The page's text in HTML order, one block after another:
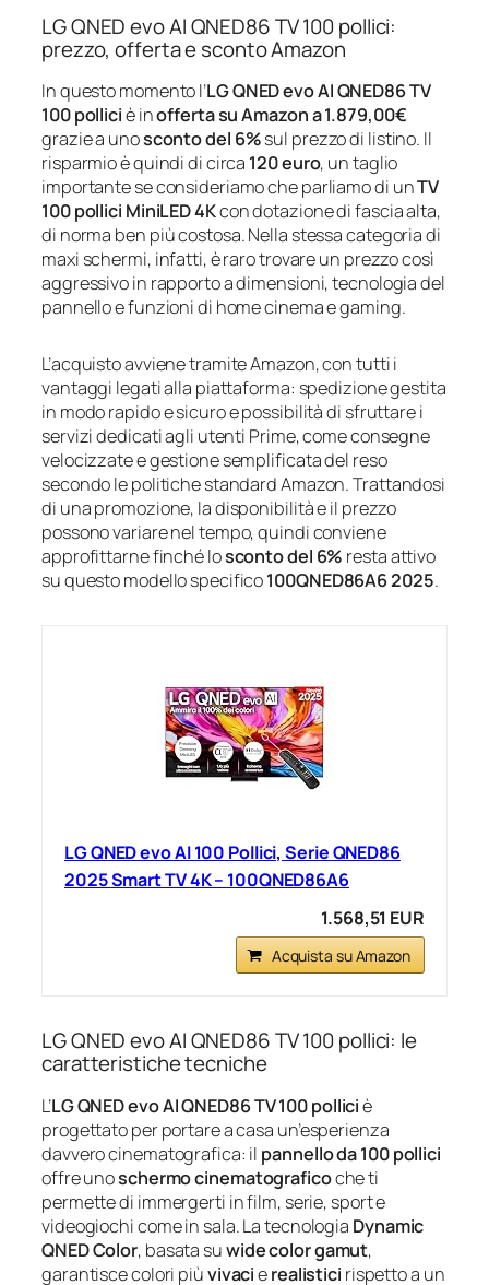
LG QNED evo AI QNED86 TV 100 pollici:
prezzo, offerta e sconto Amazon
In questo momento l’LG QNED evo AI QNED86 TV
100 polliciè inofferta su Amazon a 1.879,00€
grazie a unosconto del 6%sul prezzo di listino. Il
risparmio è quindi di circa 120 euro, un taglio
importante se consideriamo che parliamo di unTV
100 pollici MiniLED 4Kcon dotazione di fascia alta,
di norma ben più costosa. Nella stessa categoria di
maxi schermi, infatti, è raro trovare un prezzo così
aggressivo in rapporto a dimensioni, tecnologia del
pannello e funzioni di home cinema e gaming.
L’acquisto avviene tramite Amazon, con tutti i
vantaggi legati alla piattaforma: spedizione gestita
in modo rapido e sicuro e possibilità di sfruttare i
servizi dedicati agli utenti Prime, come consegne
velocizzate e gestione semplificata del reso
secondo le politiche standard Amazon. Trattandosi
di una promozione, la disponibilità e il prezzo
possono variare nel tempo, quindi conviene
approfittarne finché losconto del 6% resta attivo
su questo modello specifico100QNED86A6 2025.
LG QNED evo AI 100 Pollici, Serie QNED86
2025 Smart TV 4K – 100QNED86A6
1.568,51 EUR
Acquista su Amazon
LG QNED evo AI QNED86 TV 100 pollici: le
caratteristiche tecniche
L’LG QNED evo AI QNED86 TV 100 polliciè
progettato per portare a casa un’esperienza
davvero cinematografica: il pannello da 100 pollici
offre unoschermo cinematograficoche ti
permette di immergerti in film, serie, sport e
videogiochi come in sala. La tecnologia Dynamic
QNED Color, basata suwide color gamut,
garantisce colori piùvivacierealistici rispetto a un